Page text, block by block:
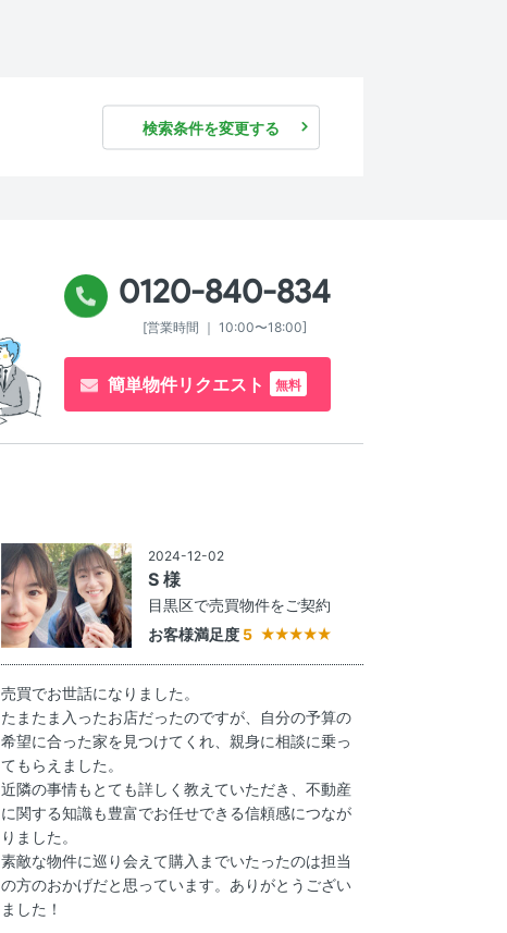
検索条件を変更する
0120-840-834
[営業時間 ｜ 10:00〜18:00]
簡単物件リクエスト 無料
2024-12-02
S 様
目黒区で売買物件をご契約
お客様満足度 5
売買でお世話になりました。
たまたま入ったお店だったのですが、自分の予算の
希望に合った家を見つけてくれ、親身に相談に乗っ
てもらえました。
近隣の事情もとても詳しく教えていただき、不動産
に関する知識も豊富でお任せできる信頼感につなが
りました。
素敵な物件に巡り会えて購入までいたったのは担当
の方のおかげだと思っています。ありがとうござい
ました！